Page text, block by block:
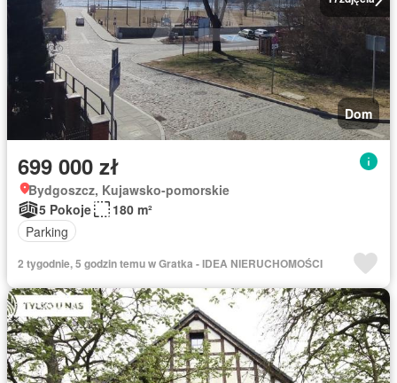
Dom
699 000 zł
Bydgoszcz, Kujawsko-pomorskie
5 Pokoje
180 m²
Parking
2 tygodnie, 5 godzin temu w Gratka - IDEA NIERUCHOMOŚCI